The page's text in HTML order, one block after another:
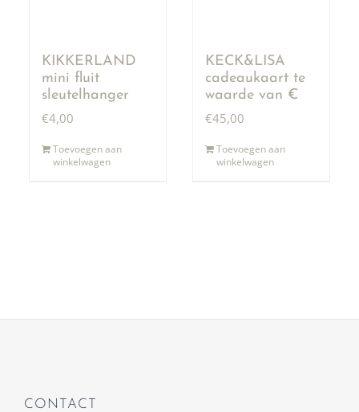
KIKKERLAND
mini fluit
sleutelhanger
€4,00
Toevoegen aan
winkelwagen
KECK&LISA
cadeaukaart te
waarde van €
50,00
€45,00
Toevoegen aan
winkelwagen
CONTACT